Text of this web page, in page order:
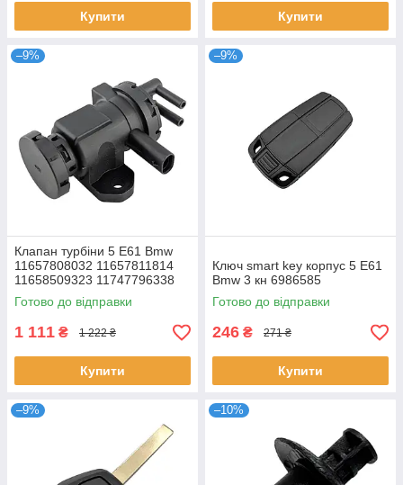
Купити Купити
–9%
Клапан турбіни 5 E61 Bmw
11657808032 11657811814
11658509323 11747796338
7796338 7808032 7811814,
Готово до відправки
1 111 ₴ 1 222 ₴
Купити
–9%
Ключ smart key корпус 5 E61
Bmw 3 кн 6986585
Готово до відправки
246 ₴ 271 ₴
Купити
–9% –10%